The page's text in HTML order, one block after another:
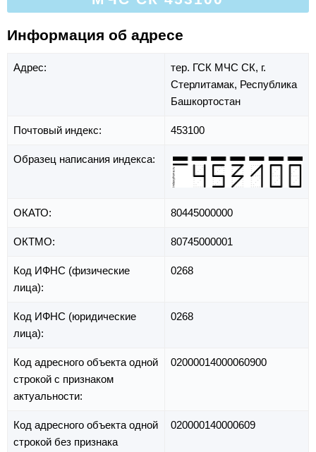
Информация об адресе
Адрес: тер. ГСК МЧС СК, г.
Стерлитамак, Республика
Башкортостан
Почтовый индекс: 453100
Образец написания индекса:
ОКАТО: 80445000000
ОКТМО: 80745000001
Код ИФНС (физические
лица):
0268
Код ИФНС (юридические
лица):
0268
Код адресного объекта одной
строкой с признаком
актуальности:
02000014000060900
Код адресного объекта одной
строкой без признака
020000140000609